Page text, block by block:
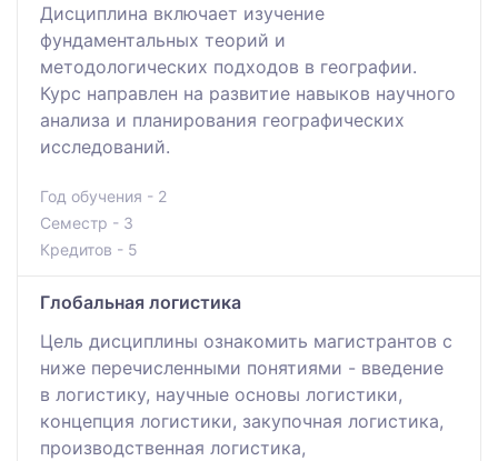
Дисциплина включает изучение
фундаментальных теорий и
методологических подходов в географии.
Курс направлен на развитие навыков научного
анализа и планирования географических
исследований.
Год обучения - 2
Семестр - 3
Кредитов - 5
Глобальная логистика
Цель дисциплины ознакомить магистрантов с
ниже перечисленными понятиями - введение
в логистику, научные основы логистики,
концепция логистики, закупочная логистика,
производственная логистика,